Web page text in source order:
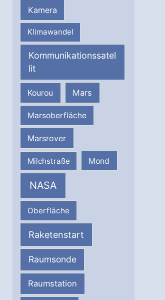
Kamera
Klimawandel
Kommunikationssatel
lit
Kourou Mars
Marsoberfläche
Marsrover
Milchstraße Mond
NASA
Oberfläche
Raketenstart
Raumsonde
Raumstation